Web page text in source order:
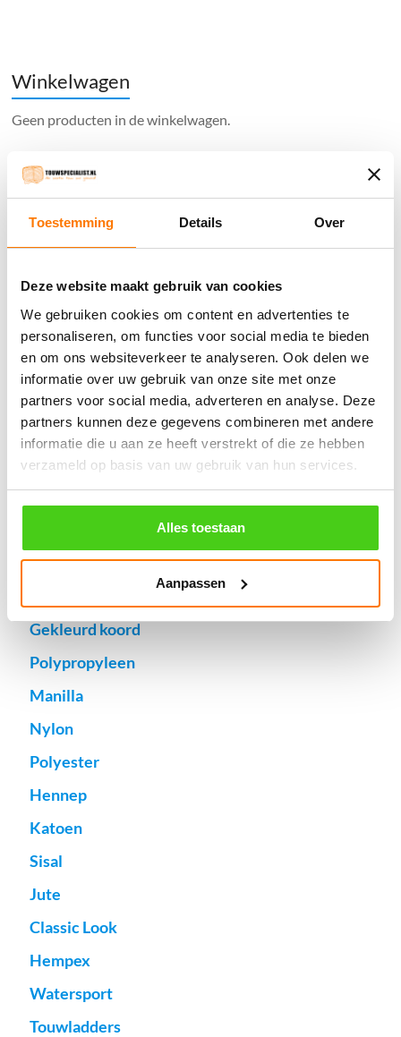
Toestemming Details Over
Deze website maakt gebruik van cookies
We gebruiken cookies om content en advertenties te
personaliseren, om functies voor social media te bieden
en om ons websiteverkeer te analyseren. Ook delen we
informatie over uw gebruik van onze site met onze
partners voor social media, adverteren en analyse. Deze
partners kunnen deze gegevens combineren met andere
informatie die u aan ze heeft verstrekt of die ze hebben
verzameld op basis van uw gebruik van hun services.
Alles toestaan
Aanpassen
Winkelwagen
Geen producten in de winkelwagen.
֍ Groot aanbod & scherpe prijzen!
Verzendkosten €5,45, boven €70,- gratis verstuurd
(* gewicht onder 32kg). Binnen 24 uur verstuurd.
Aantal meters worden geleverd aan een stuk.
Specifieke wensen (meerdere lengten) kunt u aangeven bij het
invulveld "Bestelnotities (optioneel)".
© 2009 - 2026 | Touwspecialist.nl
It Fjild 4 - 8621 EA Heeg - Friesland
Tel. +31(0) 629353302 -info@touwspecialist.nl
home
touw
Gekleurd koord
Polypropyleen
Manilla
Nylon
Polyester
Hennep
Katoen
Sisal
Jute
Classic Look
Hempex
Watersport
Touwladders